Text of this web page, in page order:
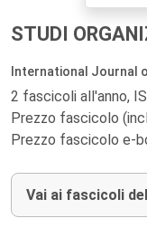
STUDI
International Journal
2 fascicoli all'anno,
Prezzo fascicolo
Prezzo fascicolo e-
Vai ai fascicoli